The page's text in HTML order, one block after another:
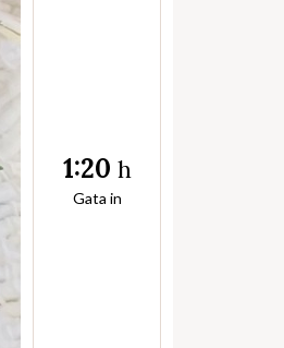
1:20 h
Gata in